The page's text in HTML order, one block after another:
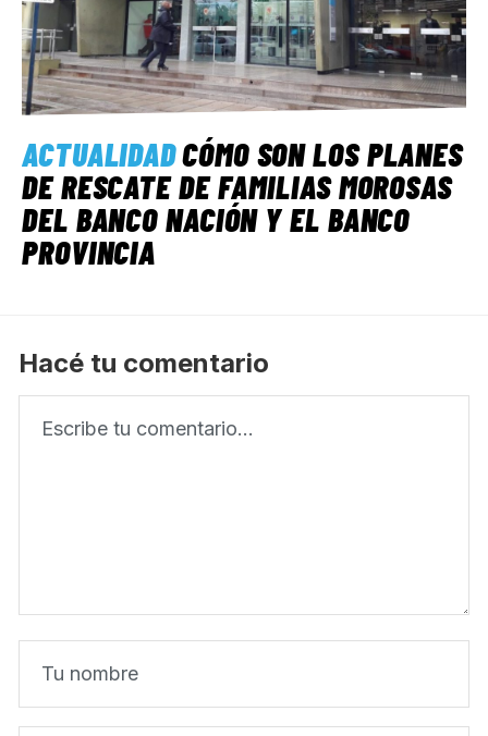
ACTUALIDADCÓMO SON LOS PLANES
DE RESCATE DE FAMILIAS MOROSAS
DEL BANCO NACIÓN Y EL BANCO
PROVINCIA
Hacé tu comentario